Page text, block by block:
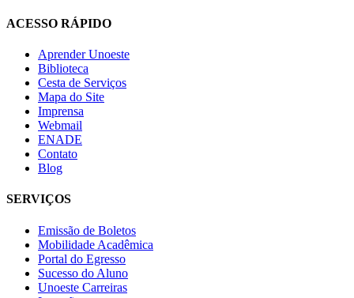
ACESSO RÁPIDO
Aprender Unoeste
Biblioteca
Cesta de Serviços
Mapa do Site
Imprensa
Webmail
ENADE
Contato
Blog
SERVIÇOS
Emissão de Boletos
Mobilidade Acadêmica
Portal do Egresso
Sucesso do Aluno
Unoeste Carreiras